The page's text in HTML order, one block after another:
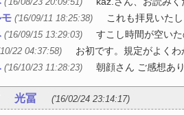
('16/09/11 18:25:38) これも拝見いた
('16/09/15 13:29:03) すこし時間が空い
22 04:37:58) お初です。規定がよく
('16/10/23 11:28:23) 朝顔さん ご感想あ
光冨 ('16/02/24 23:14:17)